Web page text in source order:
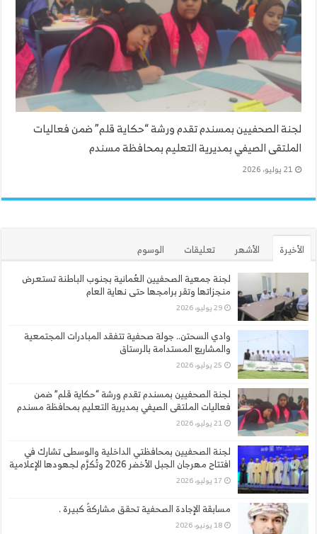
لجنة الصحفيين بمسندم تقدم ورشة “حكاية قلم” ضمن فعاليات
الملتقى الصيفي بمديرية التعليم بمحافظة مسندم
21 يوليو، 2026
الأخيرة الأشهر تعليقات
الوسوم
لجنة جمعية الصحفيين العُمانية بجنوب الباطنة تستعرض
منجزاتها وتقر برامجها حتى نهاية العام
29 يوليو، 2026
وادي السحتن.. جولة صحفية تتفقد المبادرات المجتمعية
والمشاريع المستدامة بالرستاق
25 يوليو، 2026
لجنة الصحفيين بمسندم تقدم ورشة “حكاية قلم” ضمن
فعاليات الملتقى الصيفي بمديرية التعليم بمحافظة مسندم
21 يوليو، 2026
لجنة الصحفيين بمحافظتي الداخلية والوسطى تشارك في
افتتاح مهرجان الجبل الأخضر 2026 وتُكرَّم لجهودها الإعلامية
17 يوليو، 2026
مسابقة الإجادة الصحفية تحقق مشاركةً كبيرة .
18 يونيو، 2026